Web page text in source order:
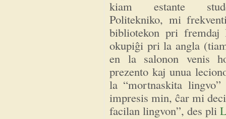
kiam estante
Politekniko, mi
bibliotekon pri fremdaj
okupiĝi pri la angla
en la salonon venis
prezento kaj unua
la “mortnaskita
impresis min, ĉar mi
facilan lingvon”, des pli